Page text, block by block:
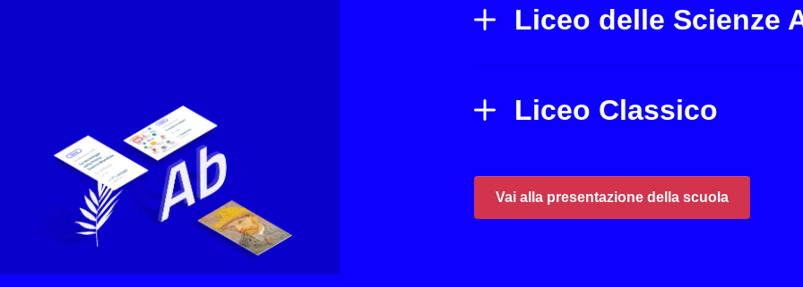
Liceo delle Scienze
Liceo Classico
Vai alla presentazione della scuola